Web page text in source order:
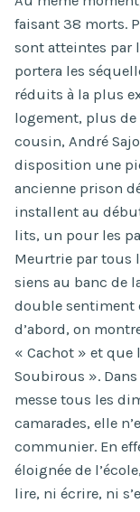
faisant 38 morts.
sont atteintes par
portera les
réduits à la plus
logement, plus
cousin, André
disposition une
ancienne prison
installent au
lits, un pour les
Meurtrie par tous
siens au banc de
double sentiment
d’abord, on
« Cachot » et que
Soubirous ». Dans
messe tous les
camarades, elle
communier. En
éloignée de
lire, ni écrire, ni